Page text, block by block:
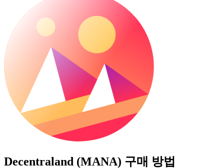
Decentraland (MANA) 구매 방법